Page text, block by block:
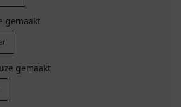
gemaakt
gemaakt